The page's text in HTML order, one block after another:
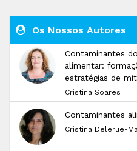
Os Nossos Autores
Contaminantes
alimentar:
estratégias de
Cristina Soares
Contaminantes
Cristina Delerue-